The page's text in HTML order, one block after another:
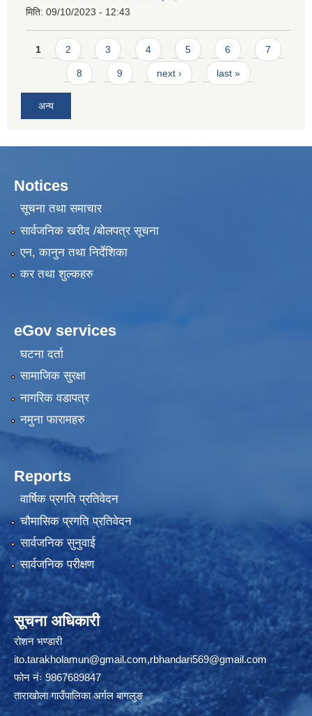
मिति: 09/10/2023 - 12:43
Pages
1 2 3 4 5 6 7
8 9 next › last »
अन्य
Notices
सूचना तथा समाचार
सार्वजनिक खरीद /बोलपत्र सूचना
एन, कानुन तथा निर्देशिका
कर तथा शुल्कहरु
eGov services
घटना दर्ता
सामाजिक सुरक्षा
नागरिक वडापत्र
नमुना फारामहरु
Reports
वार्षिक प्रगति प्रतिवेदन
चौमासिक प्रगति प्रतिवेदन
सार्वजनिक सुनुवाई
सार्वजनिक परीक्षण
सूचना अधिकारी
रोशन भण्डारी
ito.tarakholamun@gmail.com,rbhandari569@gmail.com
फोन नंः 9867689847
ताराखोला गाउँपालिका अर्गल बागलुङ